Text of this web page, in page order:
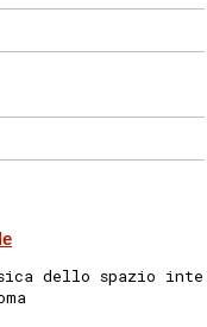
dello spazio